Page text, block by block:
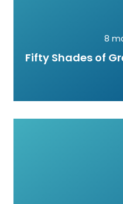
8
Fifty Shades of